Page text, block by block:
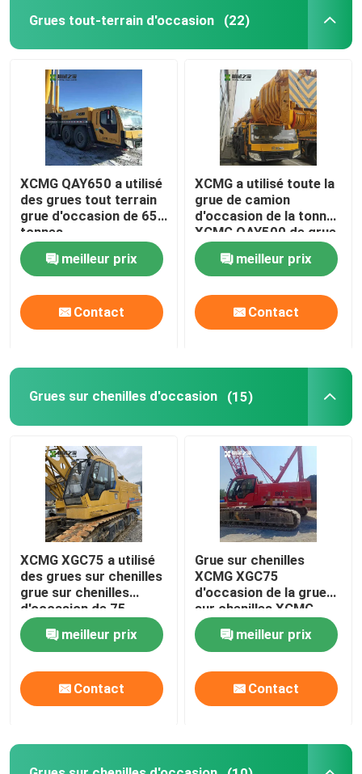
Au sujet de nous
Visite d'usine
Contrôle de qualité
Contactez-nous
Demandez une citation
Grues utilisées de camion
Grues tout-terrain d'occasion
Grues sur chenilles d'occasion
Grues sur chenilles d'occasion
Pièces de grue Zoomlion
pièces sany de grue
Pièces de moteur de grue
Grues tout-terrain d'occasion (22)
XCMG QAY650 a utilisé
des grues tout terrain
grue d'occasion de 650
tonnes
meilleur prix
Contact
XCMG a utilisé toute la
grue de camion
d'occasion de la tonne
XCMG QAY500 de grue
de camion de terrain
meilleur prix
Contact
Grues sur chenilles d'occasion (15)
XCMG XGC75 a utilisé
des grues sur chenilles
grue sur chenilles
d'occasion de 75
tonnes MOY 2018
meilleur prix
Contact
Grue sur chenilles
XCMG XGC75
d'occasion de la grue
sur chenilles XCMG
utilisée 75 tonnes
meilleur prix
Contact